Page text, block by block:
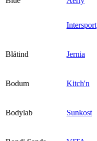
Intersport
Blåtind Jernia
Bodum Kitch'n
Bodylab Sunkost